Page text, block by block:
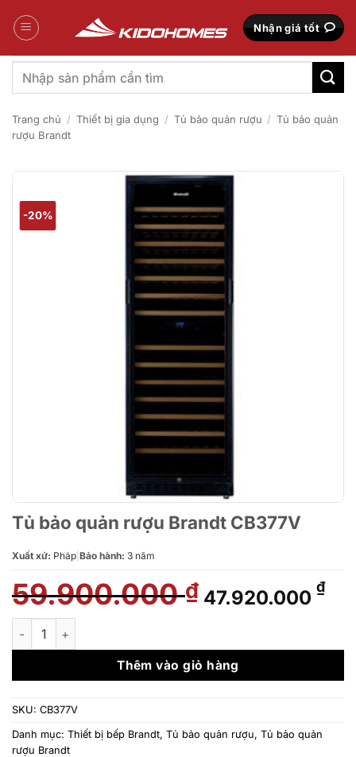
qua
Nhận giá tốt
Tìm
kiếm:
Trang chủ / Thiết bị gia dụng / Tủ bảo quản rượu / Tủ bảo quản
rượu Brandt
-20%
Tủ bảo quản rượu Brandt CB377V
Xuất xứ: Pháp Bảo hành: 3 năm
59.900.000₫ Giá
gốc
59.900.000 ₫.
47.920.000 ₫Giá
là:
Tủ bảo quản rượu Brandt CB377V số lượng
Thêm vào giỏ hàng
SKU: CB377V
Danh mục: Thiết bị bếp Brandt, Tủ bảo quản rượu, Tủ bảo quản
rượu Brandt